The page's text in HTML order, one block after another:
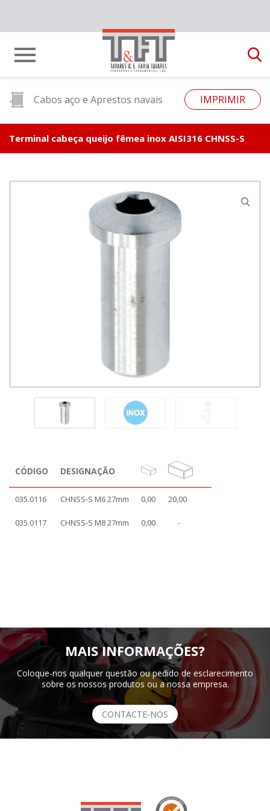
Cabos aço e Aprestos navais IMPRIMIR
Terminal cabeça queijo fêmea inox AISI316 CHNSS-S
CÓDIGO DESIGNAÇÃO
035.0116 CHNSS-S M6 27mm 0,00 20,00
035.0117 CHNSS-S M8 27mm 0,00 -
MAIS INFORMAÇÕES?
Coloque-nos qualquer questão ou pedido de esclarecimento
sobre os nossos produtos ou a nossa empresa.
CONTACTE-NOS